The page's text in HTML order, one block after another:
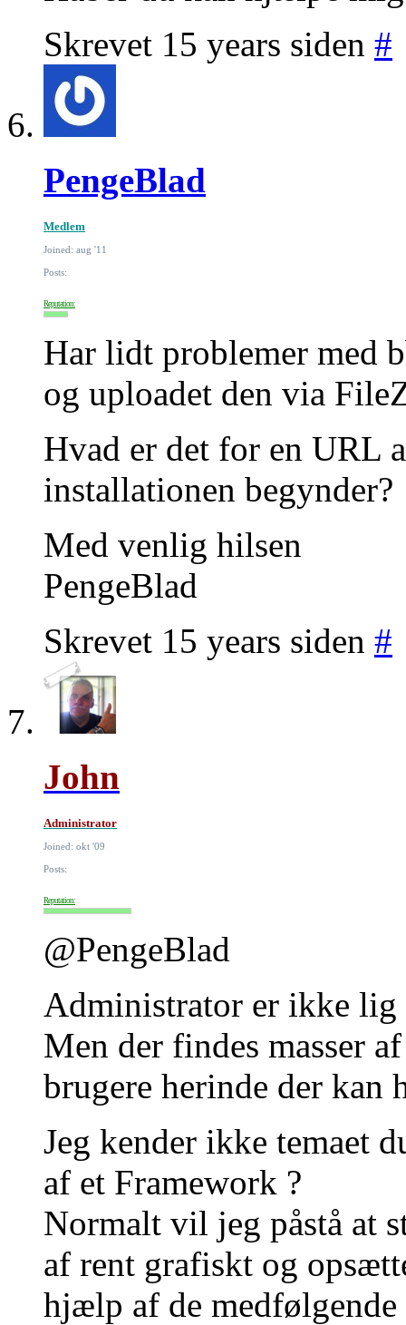
Skrevet 15 years siden #
PengeBlad
Medlem
Joined: aug '11
Posts:
Reputation:
Har lidt problemer med
og uploadet den via
Hvad er det for en URL
installationen begynder?
Med venlig hilsen
PengeBlad
Skrevet 15 years siden #
John
Administrator
Joined: okt '09
Posts:
Reputation:
@PengeBlad
Administrator er ikke lig
Men der findes masser
brugere herinde der kan
Jeg kender ikke temaet
af et Framework ?
Normalt vil jeg påstå at
af rent grafiskt og
hjælp af de